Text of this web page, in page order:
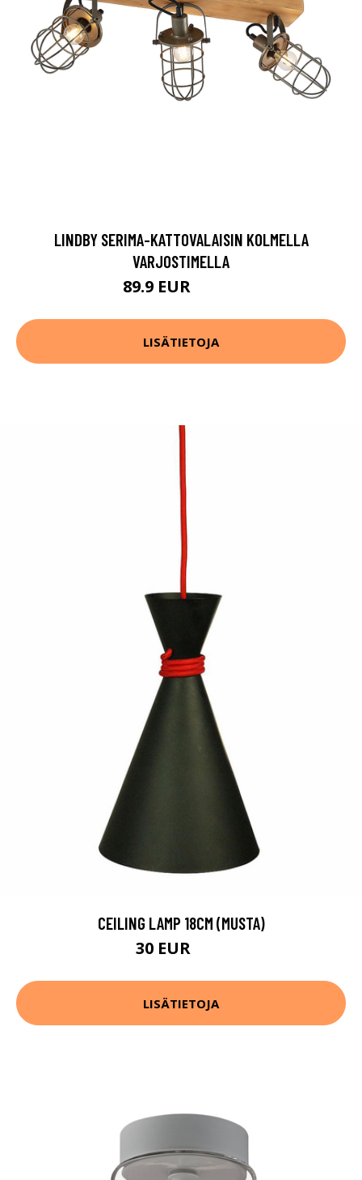
LINDBY SERIMA-KATTOVALAISIN KOLMELLA
VARJOSTIMELLA
89.9 EUR
LISÄTIETOJA
CEILING LAMP 18CM (MUSTA)
30 EUR
LISÄTIETOJA